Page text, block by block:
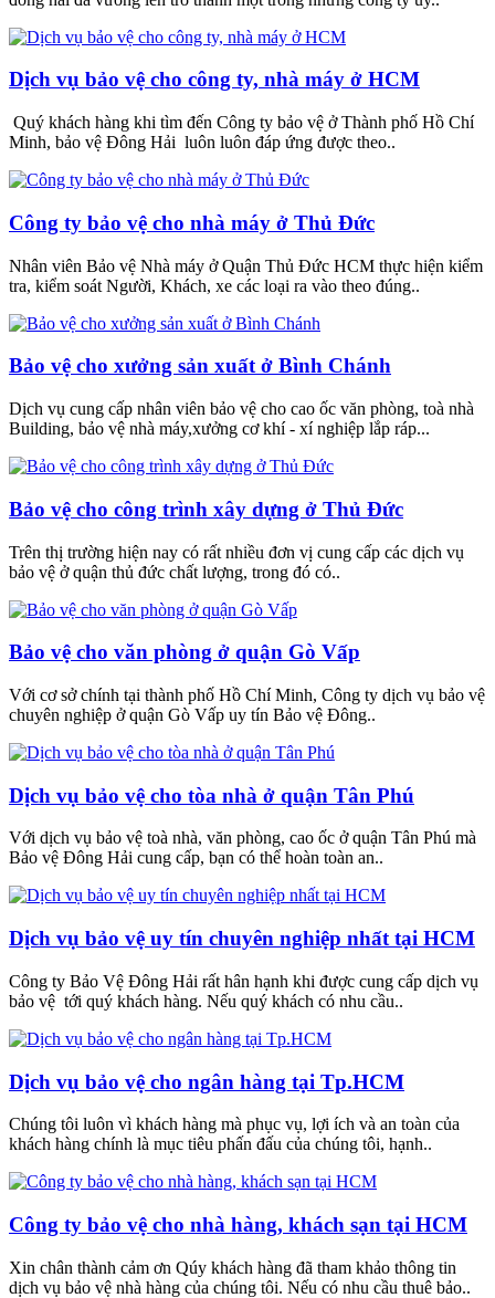
Dịch vụ bảo vệ cho công ty, nhà máy ở HCM
Quý khách hàng khi tìm đến Công ty bảo vệ ở Thành phố Hồ Chí
Minh, bảo vệ Đông Hải luôn luôn đáp ứng được theo..
Công ty bảo vệ cho nhà máy ở Thủ Đức
Nhân viên Bảo vệ Nhà máy ở Quận Thủ Đức HCM thực hiện kiểm
tra, kiểm soát Người, Khách, xe các loại ra vào theo đúng..
Bảo vệ cho xưởng sản xuất ở Bình Chánh
Dịch vụ cung cấp nhân viên bảo vệ cho cao ốc văn phòng, toà nhà
Building, bảo vệ nhà máy,xưởng cơ khí - xí nghiệp lắp ráp...
Bảo vệ cho công trình xây dựng ở Thủ Đức
Trên thị trường hiện nay có rất nhiều đơn vị cung cấp các dịch vụ
bảo vệ ở quận thủ đức chất lượng, trong đó có..
Bảo vệ cho văn phòng ở quận Gò Vấp
Với cơ sở chính tại thành phố Hồ Chí Minh, Công ty dịch vụ bảo vệ
chuyên nghiệp ở quận Gò Vấp uy tín Bảo vệ Đông..
Dịch vụ bảo vệ cho tòa nhà ở quận Tân Phú
Với dịch vụ bảo vệ toà nhà, văn phòng, cao ốc ở quận Tân Phú mà
Bảo vệ Đông Hải cung cấp, bạn có thể hoàn toàn an..
Dịch vụ bảo vệ uy tín chuyên nghiệp nhất tại HCM
Công ty Bảo Vệ Đông Hải rất hân hạnh khi được cung cấp dịch vụ
bảo vệ tới quý khách hàng. Nếu quý khách có nhu cầu..
Dịch vụ bảo vệ cho ngân hàng tại Tp.HCM
Chúng tôi luôn vì khách hàng mà phục vụ, lợi ích và an toàn của
khách hàng chính là mục tiêu phấn đấu của chúng tôi, hạnh..
Công ty bảo vệ cho nhà hàng, khách sạn tại HCM
Xin chân thành cảm ơn Qúy khách hàng đã tham khảo thông tin
dịch vụ bảo vệ nhà hàng của chúng tôi. Nếu có nhu cầu thuê bảo..